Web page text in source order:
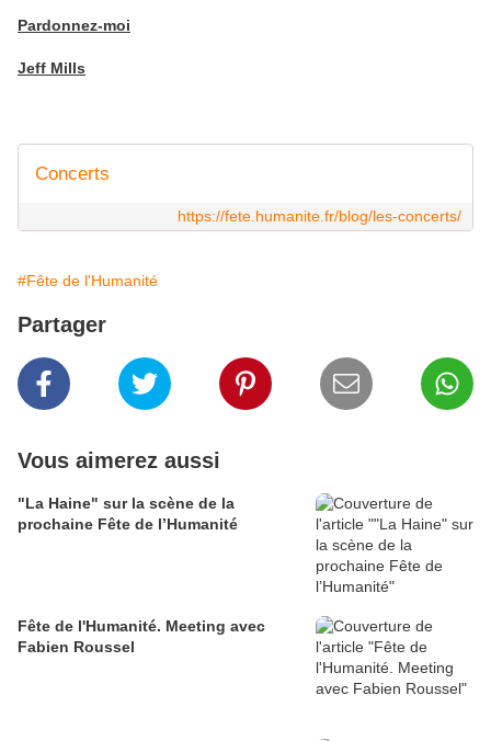
Pardonnez-moi
Jeff Mills
Concerts
https://fete.humanite.fr/blog/les-concerts/
#Fête de l'Humanité
Partager
Vous aimerez aussi
"La Haine" sur la scène de la
prochaine Fête de l’Humanité
Fête de l'Humanité. Meeting avec
Fabien Roussel